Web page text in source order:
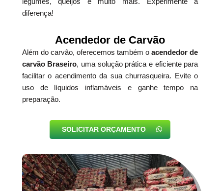
diferença!
Acendedor de Carvão
Além do carvão, oferecemos também oacendedor de
carvão Braseiro, uma solução prática e eficiente para
facilitar o acendimento da sua churrasqueira. Evite o
uso de líquidos inflamáveis e ganhe tempo na
preparação.
SOLICITAR ORÇAMENTO